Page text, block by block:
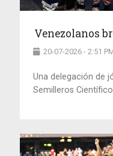
Venezolanos
20-07-2026 - 2:51
Una delegación de
Semilleros